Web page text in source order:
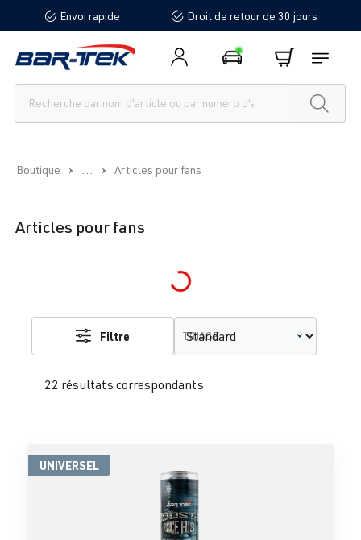
principalEnvoi rapide Droit de retour de 30 jours
Boutique ... Articles pour fans
Articles pour fans
Loading...
22 résultats correspondants
Filtre TRIAGE
UNIVERSEL